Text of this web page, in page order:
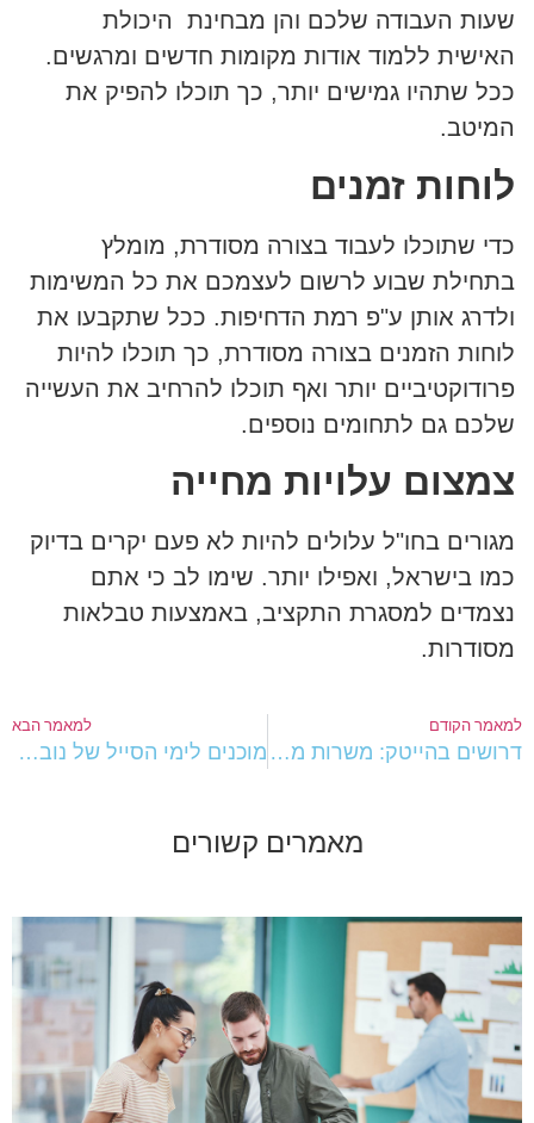
שעות העבודה שלכם והן מבחינת היכולת
האישית ללמוד אודות מקומות חדשים ומרגשים.
ככל שתהיו גמישים יותר, כך תוכלו להפיק את
המיטב.
לוחות זמנים
כדי שתוכלו לעבוד בצורה מסודרת, מומלץ
בתחילת שבוע לרשום לעצמכם את כל המשימות
ולדרג אותן ע"פ רמת הדחיפות. ככל שתקבעו את
לוחות הזמנים בצורה מסודרת, כך תוכלו להיות
פרודוקטיביים יותר ואף תוכלו להרחיב את העשייה
שלכם גם לתחומים נוספים.
צמצום עלויות מחייה
מגורים בחו"ל עלולים להיות לא פעם יקרים בדיוק
כמו בישראל, ואפילו יותר. שימו לב כי אתם
נצמדים למסגרת התקציב, באמצעות טבלאות
מסודרות.
הקודם
דרושים בהייטק: משרות מעניינות
למאמר הבא
מוכנים לימי הסייל של נובמבר?
מאמרים קשורים